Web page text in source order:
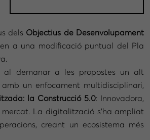
dels Objectius de Desenvolupament
a una modificació puntual del Pla
al demanar a les propostes un alt
un enfocament multidisciplinari,
la Construcció 5.0: Innovadora,
La digitalització s’ha ampliat
creant un ecosistema més